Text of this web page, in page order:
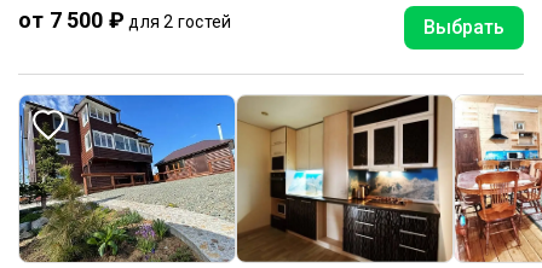
от 7 500 ₽ для 2 гостей Выбрать